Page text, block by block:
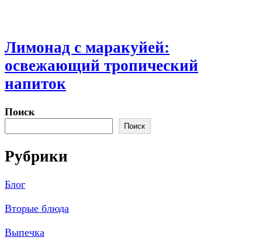
Лимонад с маракуйей:
освежающий тропический
напиток
Поиск
Поиск
Рубрики
Блог
Вторые блюда
Выпечка